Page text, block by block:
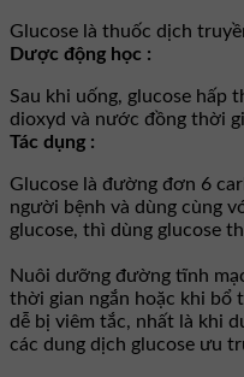
Glucose là thuốc dịch
Dược động học :
Sau khi uống, glucose hấp
dioxyd và nước đồng thời
Tác dụng :
Glucose là đường đơn 6
người bệnh và dùng cùng
glucose, thì dùng glucose
Nuôi dưỡng đường tĩnh
thời gian ngắn hoặc khi bổ
dễ bị viêm tắc, nhất là khi
các dung dịch glucose ưu